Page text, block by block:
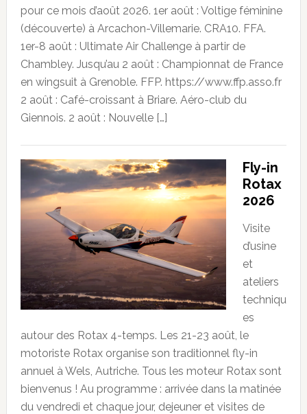
pour ce mois d’août 2026. 1er août : Voltige féminine
(découverte) à Arcachon-Villemarie. CRA10. FFA.
1er-8 août : Ultimate Air Challenge à partir de
Chambley. Jusqu’au 2 août : Championnat de France
en wingsuit à Grenoble. FFP. https://www.ffp.asso.fr
2 août : Café-croissant à Briare. Aéro-club du
Giennois. 2 août : Nouvelle […]
Fly-in
Rotax
2026
Visite
d’usine
et
ateliers
techniqu
es
autour des Rotax 4-temps. Les 21-23 août, le
motoriste Rotax organise son traditionnel fly-in
annuel à Wels, Autriche. Tous les moteur Rotax sont
bienvenus ! Au programme : arrivée dans la matinée
du vendredi et chaque jour, dejeuner et visites de